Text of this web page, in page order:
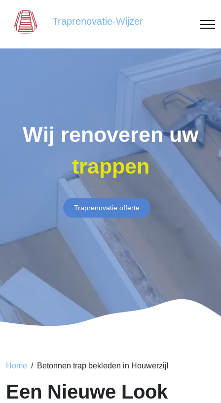
Traprenovatie-Wijzer
Wij renoveren uw
trappen
Traprenovatie offerte
Home Betonnen trap bekleden in Houwerzijl
Een Nieuwe Look